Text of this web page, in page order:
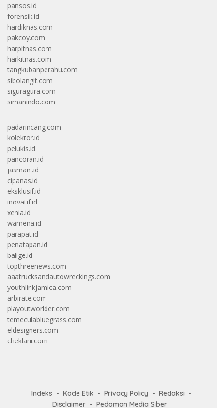
pansos.id
forensik.id
hardiknas.com
pakcoy.com
harpitnas.com
harkitnas.com
tangkubanperahu.com
sibolangit.com
siguragura.com
simanindo.com
padarincang.com
kolektor.id
pelukis.id
pancoran.id
jasmani.id
cipanas.id
eksklusif.id
inovatif.id
xenia.id
wamena.id
parapat.id
penatapan.id
balige.id
topthreenews.com
aaatrucksandautowreckings.com
youthlinkjamica.com
arbirate.com
playoutworlder.com
temeculabluegrass.com
eldesigners.com
cheklani.com
Indeks Kode Etik Privacy Policy
Redaksi
Disclaimer
Pedoman Media Siber